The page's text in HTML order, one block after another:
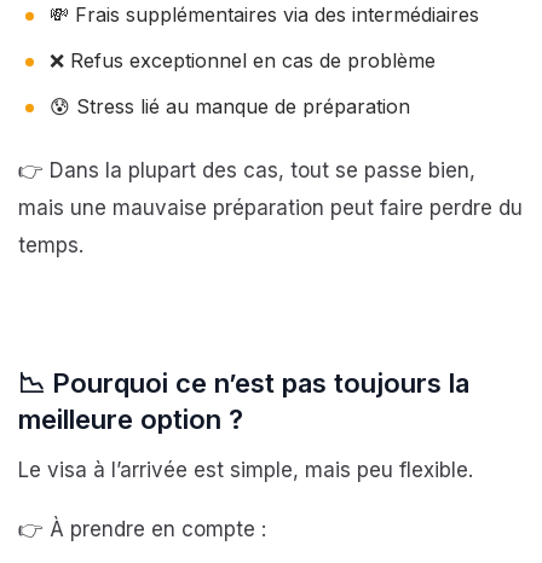
💸 Frais supplémentaires via des intermédiaires
❌ Refus exceptionnel en cas de problème
😰 Stress lié au manque de préparation
👉 Dans la plupart des cas, tout se passe bien,
mais une mauvaise préparation peut faire perdre du
temps.
📉 Pourquoi ce n’est pas toujours la
meilleure option ?
Le visa à l’arrivée est simple, mais peu flexible.
👉 À prendre en compte :